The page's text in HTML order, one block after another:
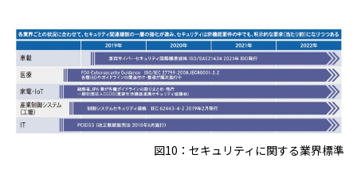
図10：セキュリティに関する業界標準